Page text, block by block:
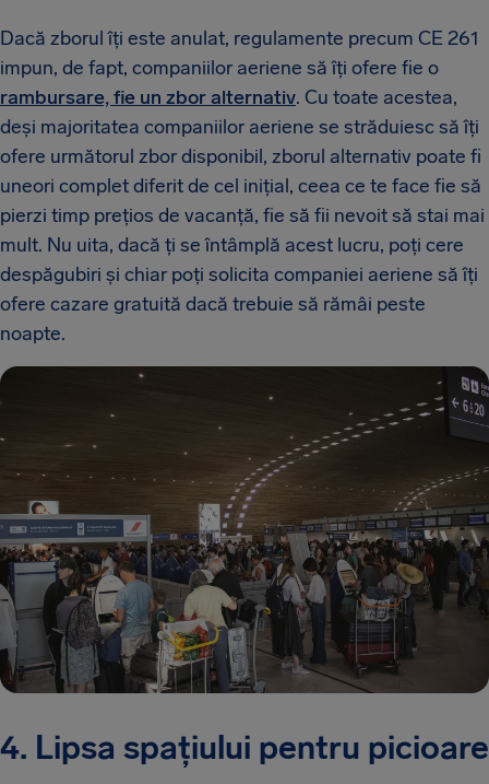
Dacă zborul îți este anulat, regulamente precum CE 261
impun, de fapt, companiilor aeriene să îți ofere fie o
rambursare, fie un zbor alternativ. Cu toate acestea,
deși majoritatea companiilor aeriene se străduiesc să îți
ofere următorul zbor disponibil, zborul alternativ poate fi
uneori complet diferit de cel inițial, ceea ce te face fie să
pierzi timp prețios de vacanță, fie să fii nevoit să stai mai
mult. Nu uita, dacă ți se întâmplă acest lucru, poți cere
despăgubiri și chiar poți solicita companiei aeriene să îți
ofere cazare gratuită dacă trebuie să rămâi peste
noapte.
4. Lipsa spațiului pentru picioare